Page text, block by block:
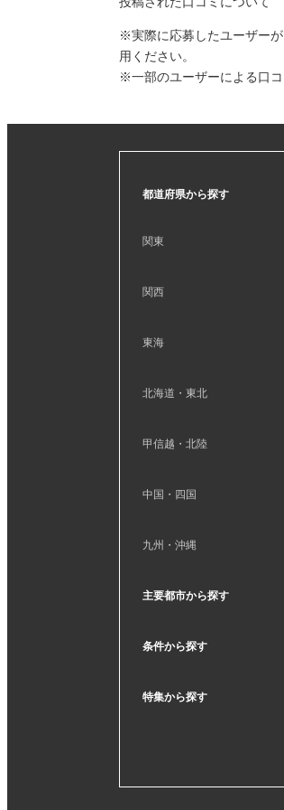
※実際に応募したユーザー
用ください。
※一部のユーザーによる口
都道府県から探す
関東
関西
東海
北海道・東北
甲信越・北陸
中国・四国
九州・沖縄
主要都市から探す
条件から探す
特集から探す